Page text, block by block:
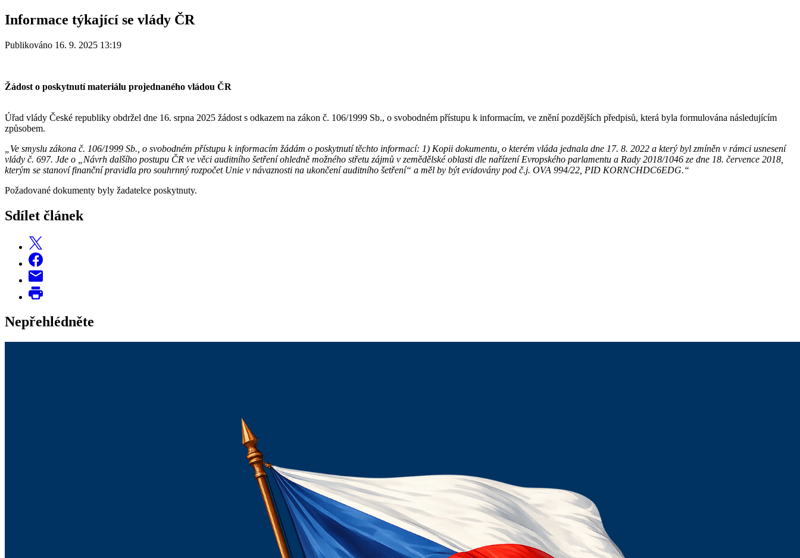
Informace týkající se vlády ČR
Publikováno 16. 9. 2025 13:19
Žádost o poskytnutí materiálu projednaného vládou ČR
Úřad vlády České republiky obdržel dne 16. srpna 2025 žádost s odkazem na zákon č. 106/1999 Sb., o svobodném přístupu k informacím, ve znění pozdějších předpisů, která byla formulována následujícím
způsobem.
„Ve smyslu zákona č. 106/1999 Sb., o svobodném přístupu k informacím žádám o poskytnutí těchto informací: 1) Kopii dokumentu, o kterém vláda jednala dne 17. 8. 2022 a který byl zmíněn v rámci usnesení
vlády č. 697. Jde o „Návrh dalšího postupu ČR ve věci auditního šetření ohledně možného střetu zájmů v zemědělské oblasti dle nařízení Evropského parlamentu a Rady 2018/1046 ze dne 18. července 2018,
kterým se stanoví finanční pravidla pro souhrnný rozpočet Unie v návaznosti na ukončení auditního šetření“ a měl by být evidovány pod č.j. OVA 994/22, PID KORNCHDC6EDG.“
Požadované dokumenty byly žadatelce poskytnuty.
Sdílet článek
Nepřehlédněte